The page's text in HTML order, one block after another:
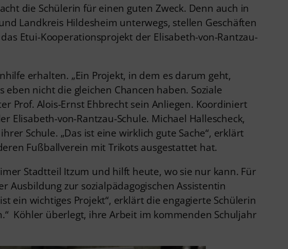
die Schülerin für einen guten Zweck. Denn auch in
Landkreis Hildesheim unterwegs, stellen Geschäften
Etui-Kooperationsprojekt der Elisabeth-von-Rantzau-
erhalten. „Ein Projekt, in dem es darum geht,
nicht die gleichen Chancen haben. Soziale
Prof. Alois-Ernst Ehbrecht sein Anliegen. Koordiniert
Elisabeth-von-Rantzau-Schule. Michael Hallescheck,
Schule. „Das ist eine wirklich gute Sache“, erklärt
Fußballverein mit Trikots ausgestattet hat.
Stadtteil Itzum und hilft heute, wo sie nur kann. Für
Ausbildung zur sozialpädagogischen Assistentin
ein wichtiges Projekt“, erklärt die engagierte Schülerin
Köhler überlegt, ihre Arbeit im kommenden Schuljahr